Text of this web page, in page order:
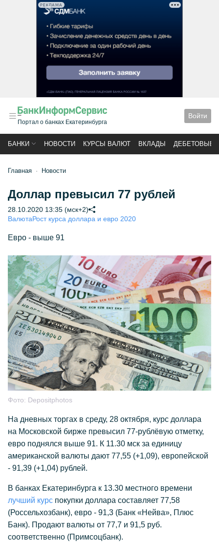
РЕКЛАМА
Портал о банках Екатеринбурга
Войти
БАНКИ НОВОСТИ КУРСЫ ВАЛЮТ ВКЛАДЫ ДЕБЕТОВЫЕ
Главная Новости
Доллар превысил 77 рублей
28.10.2020 13:35 (мск+2)
ВалютаРост курса доллара и евро 2020
Евро - выше 91
Фото: Depositphotos
На дневных торгах в среду, 28 октября, курс доллара
на Московской бирже превысил 77-рублёвую отметку,
евро поднялся выше 91. К 11.30 мск за единицу
американской валюты дают 77,55 (+1,09), европейской
- 91,39 (+1,04) рублей.
В банках Екатеринбурга к 13.30 местного времени
лучший курс покупки доллара составляет 77,58
(Россельхозбанк), евро - 91,3 (Банк «Нейва», Плюс
Банк). Продают валюты от 77,7 и 91,5 руб.
соответственно (Примсоцбанк).